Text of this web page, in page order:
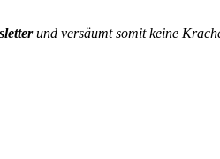
und versäumt somit keine